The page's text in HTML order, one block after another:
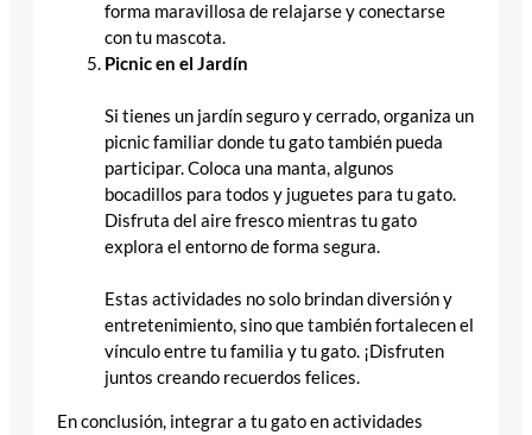
forma maravillosa de relajarse y conectarse
con tu mascota.
Picnic en el Jardín
Si tienes un jardín seguro y cerrado, organiza un
picnic familiar donde tu gato también pueda
participar. Coloca una manta, algunos
bocadillos para todos y juguetes para tu gato.
Disfruta del aire fresco mientras tu gato
explora el entorno de forma segura.
Estas actividades no solo brindan diversión y
entretenimiento, sino que también fortalecen el
vínculo entre tu familia y tu gato. ¡Disfruten
juntos creando recuerdos felices.
En conclusión, integrar a tu gato en actividades